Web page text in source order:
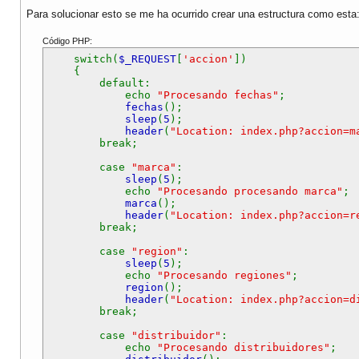
Para solucionar esto se me ha ocurrido crear una estructura como esta:
Código PHP:
switch( $_REQUEST 'accion'
])
{
default:
echo
"Procesando fechas" ;
fechas ();
sleep ( 5 );
header( "Location:
break;
case
"marca" :
sleep ( 5 );
echo
"Procesando procesando marca" ;
marca ();
header( "Location:
break;
case
"region" :
sleep ( 5 );
echo
"Procesando regiones" ;
region ();
header( "Location:
break;
case
"distribuidor" :
echo
"Procesando distribuidores" ;